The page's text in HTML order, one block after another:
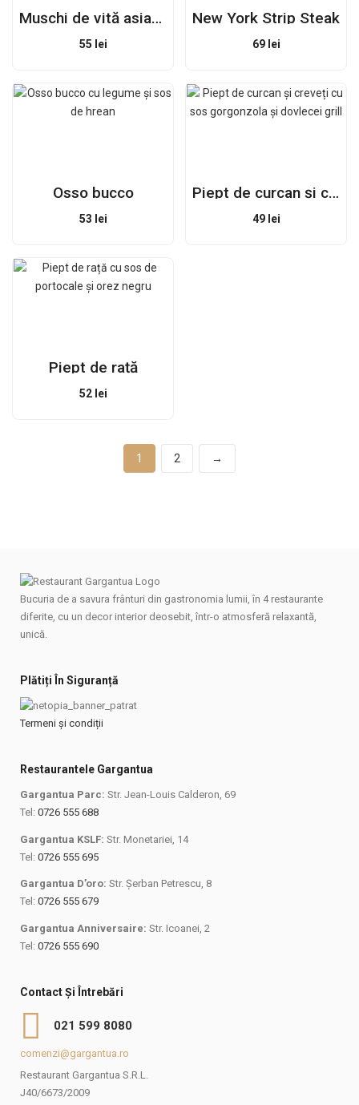
Mușchi de vită asiatic
55 lei
New York Strip Steak
69 lei
Osso bucco
53 lei
Piept de curcan și creveți
49 lei
Piept de rață
52 lei
1 2 →
Bucuria de a savura frânturi din gastronomia lumii, în 4 restaurante
diferite, cu un decor interior deosebit, într-o atmosferă relaxantă,
unică.
Plătiți În Siguranță
Termeni și condiții
Restaurantele Gargantua
Gargantua Parc: Str. Jean-Louis Calderon, 69
Tel: 0726 555 688
Gargantua KSLF: Str. Monetariei, 14
Tel: 0726 555 695
Gargantua D’oro: Str. Șerban Petrescu, 8
Tel: 0726 555 679
Gargantua Anniversaire: Str. Icoanei, 2
Tel: 0726 555 690
Contact Și Întrebări
021 599 8080
comenzi@gargantua.ro
Restaurant Gargantua S.R.L.
J40/6673/2009